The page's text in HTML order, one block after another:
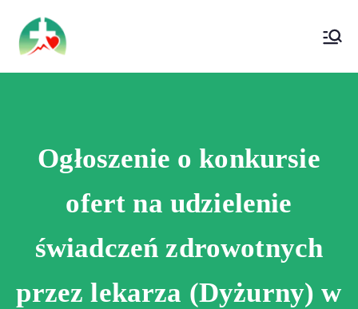
Wojewódzki Szpital Specjalistyczny im.
Św. Rafała w Czerwonej Górze
Ogłoszenie o konkursie
ofert na udzielenie
świadczeń zdrowotnych
przez lekarza (Dyżurny) w